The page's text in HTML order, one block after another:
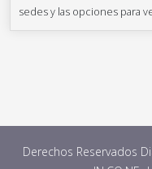
sedes y las opciones para
Derechos Reservados